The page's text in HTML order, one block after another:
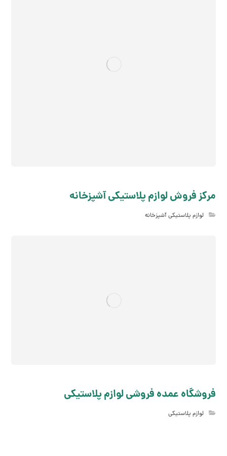
مرکز فروش لوازم پلاستیکی آشپزخانه
لوازم پلاستیکی آشپزخانه
فروشگاه عمده فروشی لوازم پلاستیکی
لوازم پلاستیکی